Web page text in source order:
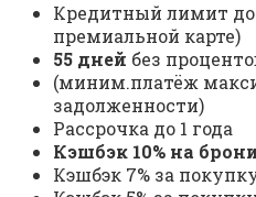
Кредитный лимит до
премиальной карте)
55 дней без
(миним.платёж
задолженности)
Рассрочка до 1 года
Кэшбэк 10% на
Кэшбэк 7% за